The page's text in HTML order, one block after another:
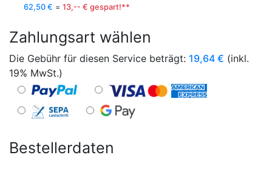
62,50 € = 13,-- € gespart!**
Zahlungsart wählen
Die Gebühr für diesen Service beträgt: 19,64 € (inkl.
19% MwSt.)
Bestellerdaten